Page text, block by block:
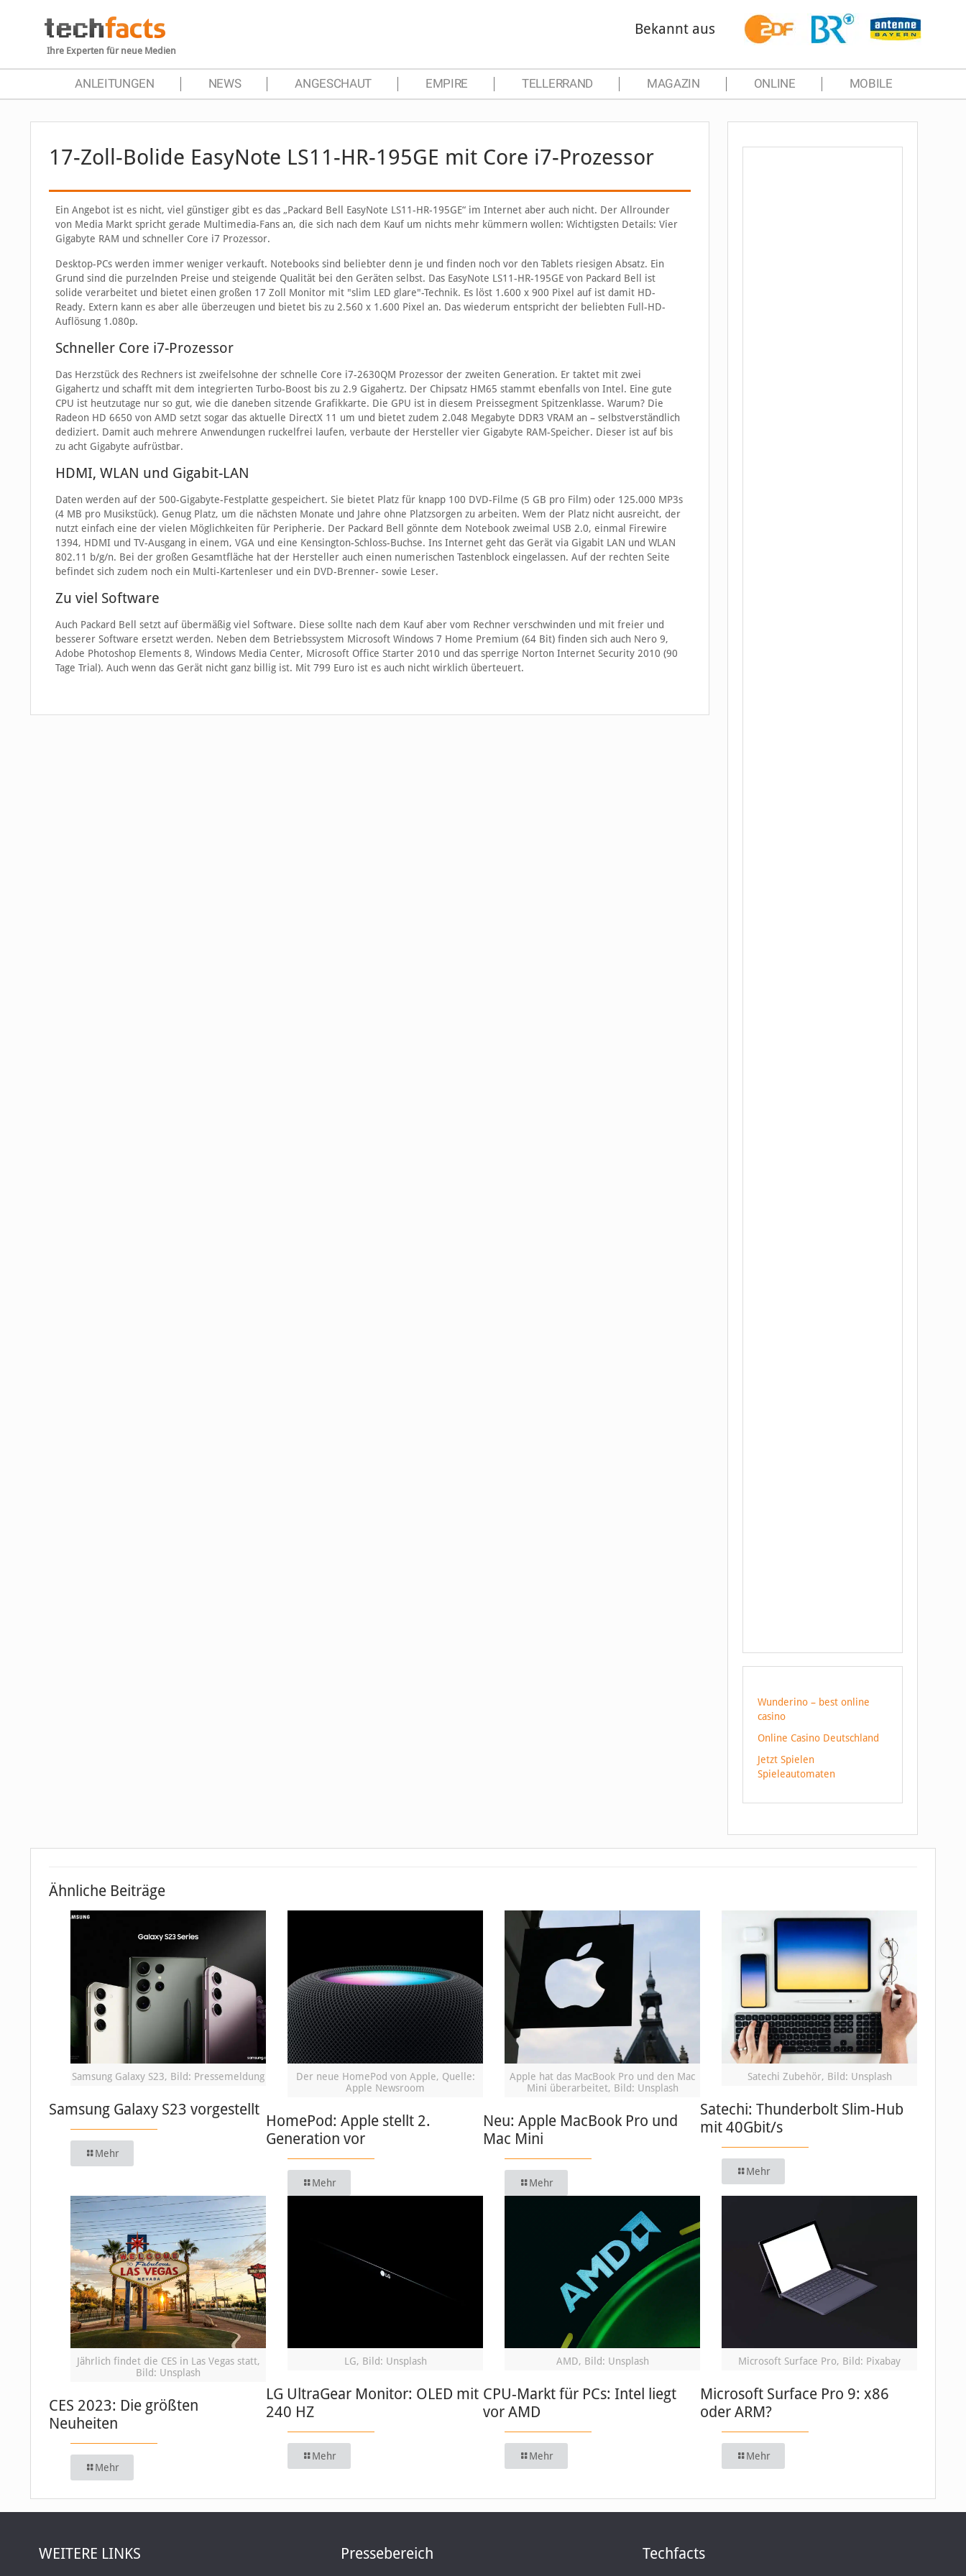
Ihre Experten für neue Medien
Bekannt aus
ANLEITUNGEN NEWS ANGESCHAUT EMPIRE TELLERRAND MAGAZIN ONLINE MOBILE
17-Zoll-Bolide EasyNote LS11-HR-195GE mit Core i7-Prozessor
Ein Angebot ist es nicht, viel günstiger gibt es das „Packard Bell EasyNote LS11-HR-195GE“ im Internet aber auch nicht. Der Allrounder
von Media Markt spricht gerade Multimedia-Fans an, die sich nach dem Kauf um nichts mehr kümmern wollen: Wichtigsten Details: Vier
Gigabyte RAM und schneller Core i7 Prozessor.
Desktop-PCs werden immer weniger verkauft. Notebooks sind beliebter denn je und finden noch vor den Tablets riesigen Absatz. Ein
Grund sind die purzelnden Preise und steigende Qualität bei den Geräten selbst. Das EasyNote LS11-HR-195GE von Packard Bell ist
solide verarbeitet und bietet einen großen 17 Zoll Monitor mit "slim LED glare"-Technik. Es löst 1.600 x 900 Pixel auf ist damit HD-
Ready. Extern kann es aber alle überzeugen und bietet bis zu 2.560 x 1.600 Pixel an. Das wiederum entspricht der beliebten Full-HD-
Auflösung 1.080p.
Schneller Core i7-Prozessor
Das Herzstück des Rechners ist zweifelsohne der schnelle Core i7-2630QM Prozessor der zweiten Generation. Er taktet mit zwei
Gigahertz und schafft mit dem integrierten Turbo-Boost bis zu 2.9 Gigahertz. Der Chipsatz HM65 stammt ebenfalls von Intel. Eine gute
CPU ist heutzutage nur so gut, wie die daneben sitzende Grafikkarte. Die GPU ist in diesem Preissegment Spitzenklasse. Warum? Die
Radeon HD 6650 von AMD setzt sogar das aktuelle DirectX 11 um und bietet zudem 2.048 Megabyte DDR3 VRAM an – selbstverständlich
dediziert. Damit auch mehrere Anwendungen ruckelfrei laufen, verbaute der Hersteller vier Gigabyte RAM-Speicher. Dieser ist auf bis
zu acht Gigabyte aufrüstbar.
HDMI, WLAN und Gigabit-LAN
Daten werden auf der 500-Gigabyte-Festplatte gespeichert. Sie bietet Platz für knapp 100 DVD-Filme (5 GB pro Film) oder 125.000 MP3s
(4 MB pro Musikstück). Genug Platz, um die nächsten Monate und Jahre ohne Platzsorgen zu arbeiten. Wem der Platz nicht ausreicht, der
nutzt einfach eine der vielen Möglichkeiten für Peripherie. Der Packard Bell gönnte dem Notebook zweimal USB 2.0, einmal Firewire
1394, HDMI und TV-Ausgang in einem, VGA und eine Kensington-Schloss-Buchse. Ins Internet geht das Gerät via Gigabit LAN und WLAN
802.11 b/g/n. Bei der großen Gesamtfläche hat der Hersteller auch einen numerischen Tastenblock eingelassen. Auf der rechten Seite
befindet sich zudem noch ein Multi-Kartenleser und ein DVD-Brenner- sowie Leser.
Zu viel Software
Auch Packard Bell setzt auf übermäßig viel Software. Diese sollte nach dem Kauf aber vom Rechner verschwinden und mit freier und
besserer Software ersetzt werden. Neben dem Betriebssystem Microsoft Windows 7 Home Premium (64 Bit) finden sich auch Nero 9,
Adobe Photoshop Elements 8, Windows Media Center, Microsoft Office Starter 2010 und das sperrige Norton Internet Security 2010 (90
Tage Trial). Auch wenn das Gerät nicht ganz billig ist. Mit 799 Euro ist es auch nicht wirklich überteuert.
Wunderino – best online
casino
Online Casino Deutschland
Jetzt Spielen
Spieleautomaten
Ähnliche Beiträge
Samsung Galaxy S23, Bild: Pressemeldung
Samsung Galaxy S23 vorgestellt
Mehr
Der neue HomePod von Apple, Quelle:
Apple Newsroom
HomePod: Apple stellt 2.
Generation vor
Mehr
Apple hat das MacBook Pro und den Mac
Mini überarbeitet, Bild: Unsplash
Neu: Apple MacBook Pro und
Mac Mini
Mehr
Satechi Zubehör, Bild: Unsplash
Satechi: Thunderbolt Slim-Hub
mit 40Gbit/s
Mehr
Jährlich findet die CES in Las Vegas statt,
Bild: Unsplash
CES 2023: Die größten
Neuheiten
Mehr
LG, Bild: Unsplash
LG UltraGear Monitor: OLED mit
240 HZ
Mehr
AMD, Bild: Unsplash
CPU-Markt für PCs: Intel liegt
vor AMD
Mehr
Microsoft Surface Pro, Bild: Pixabay
Microsoft Surface Pro 9: x86
oder ARM?
Mehr
WEITERE LINKS Pressebereich Techfacts